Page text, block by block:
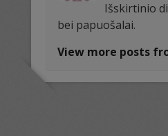
Išskirtinio
bei papuošalai.
View more posts